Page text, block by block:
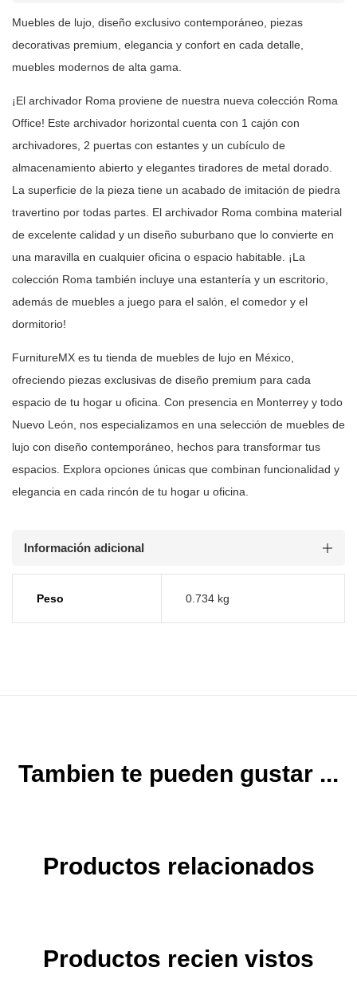
Muebles de lujo, diseño exclusivo contemporáneo, piezas
decorativas premium, elegancia y confort en cada detalle,
muebles modernos de alta gama.
¡El archivador Roma proviene de nuestra nueva colección Roma
Office! Este archivador horizontal cuenta con 1 cajón con
archivadores, 2 puertas con estantes y un cubículo de
almacenamiento abierto y elegantes tiradores de metal dorado.
La superficie de la pieza tiene un acabado de imitación de piedra
travertino por todas partes. El archivador Roma combina material
de excelente calidad y un diseño suburbano que lo convierte en
una maravilla en cualquier oficina o espacio habitable. ¡La
colección Roma también incluye una estantería y un escritorio,
además de muebles a juego para el salón, el comedor y el
dormitorio!
FurnitureMX es tu tienda de muebles de lujo en México,
ofreciendo piezas exclusivas de diseño premium para cada
espacio de tu hogar u oficina. Con presencia en Monterrey y todo
Nuevo León, nos especializamos en una selección de muebles de
lujo con diseño contemporáneo, hechos para transformar tus
espacios. Explora opciones únicas que combinan funcionalidad y
elegancia en cada rincón de tu hogar u oficina.
Información adicional
Peso 0.734 kg
Tambien te pueden gustar ...
Productos relacionados
Productos recien vistos